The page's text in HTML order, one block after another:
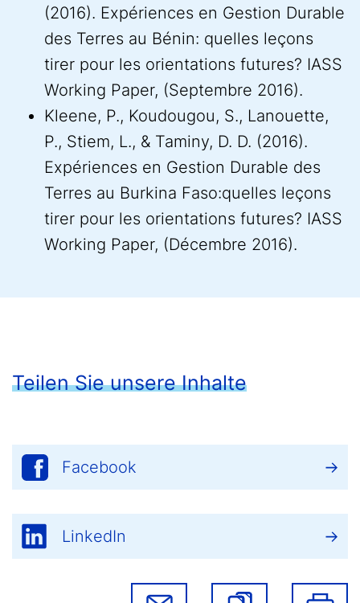
(2016). Expériences en Gestion Durable
des Terres au Bénin: quelles leçons
tirer pour les orientations futures? IASS
Working Paper, (Septembre 2016).
Kleene, P., Koudougou, S., Lanouette,
P., Stiem, L., & Taminy, D. D. (2016).
Expériences en Gestion Durable des
Terres au Burkina Faso:quelles leçons
tirer pour les orientations futures? IASS
Working Paper, (Décembre 2016).
Teilen Sie unsere Inhalte
Facebook
LinkedIn